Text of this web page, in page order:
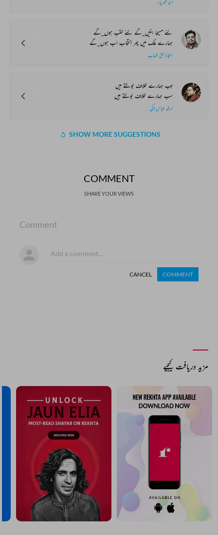
احمد شہریار
نئے مسیحا بنیں_گے نئے لقب ہوں_گے
ہمارے ملک میں پھر انتخاب اب ہوں_گے
اعجازالحق شہاب
جب ہمارے خلاف بولتے ہیں
سب ہمارے خلاف بولتے ہیں
ارشد عباس ذکی
SHOW MORE SUGGESTIONS
COMMENT
SHARE YOUR VIEWS
Comment
CANCEL COMMENT
مزید دریافت کیجیے